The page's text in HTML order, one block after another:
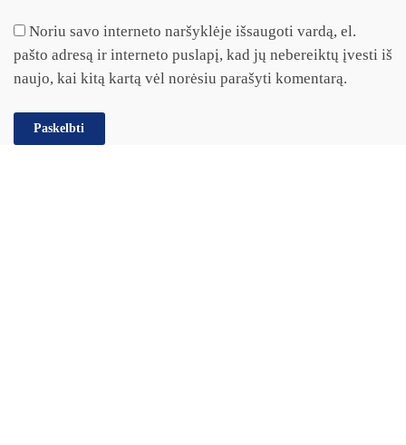
Noriu savo interneto naršyklėje išsaugoti vardą, el.
pašto adresą ir interneto puslapį, kad jų nebereiktų įvesti iš
naujo, kai kitą kartą vėl norėsiu parašyti komentarą.